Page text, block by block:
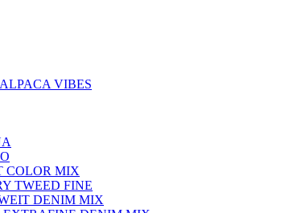
VIBES
COLOR MIX
TWEED FINE
DENIM MIX